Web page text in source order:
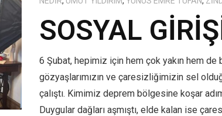
SOSYAL
6 Şubat, hepimiz için hem çok yakın hem de
gözyaşlarımızın ve çaresizliğimizin sel
çalıştı. Kimimiz deprem bölgesine koşar
Duygular dağları aşmıştı, elde kalan ise